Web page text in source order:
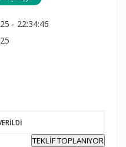
- 22:34:46
TEKLİF TOPLANIYOR